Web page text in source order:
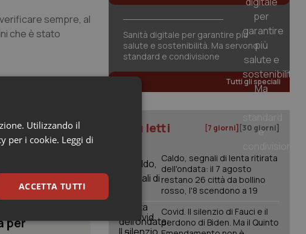
sempre, al
che è stato
per
Sanità digitale per garantire più
salute e sostenibilità. Ma servono
standard e condivisione
Tutti gli speciali
I più letti [7 giorni] [30 giorni]
Caldo, segnali di lenta ritirata
dell'ondata: il 7 agosto
restano 26 città da bollino
rosso, l'8 scendono a 19
Covid. Il silenzio di Fauci e il
perdono di Biden. Ma il Quinto
Utilizzando il
per i cookie. Leggi di
ACCETTA TUTTI
Marketing